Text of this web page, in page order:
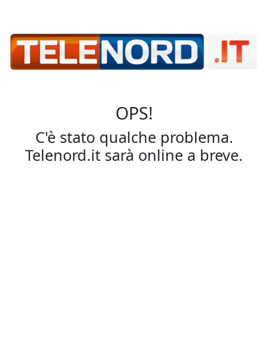
OPS!
C'è stato qualche problema.
Telenord.it sarà online a breve.